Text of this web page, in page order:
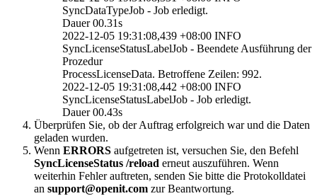
SyncDataTypeJob - Job erledigt.
Dauer 00.31s
2022-12-05 19:31:08,439 +08:00 INFO
SyncLicenseStatusLabelJob - Beendete Ausführung der
Prozedur
ProcessLicenseData. Betroffene Zeilen: 992.
2022-12-05 19:31:08,442 +08:00 INFO
SyncLicenseStatusLabelJob - Job erledigt.
Dauer 00.43s
Überprüfen Sie, ob der Auftrag erfolgreich war und die Daten
geladen wurden.
Wenn ERRORS aufgetreten ist, versuchen Sie, den Befehl
SyncLicenseStatus /reload erneut auszuführen. Wenn
weiterhin Fehler auftreten, senden Sie bitte die Protokolldatei
an support@openit.com zur Beantwortung.